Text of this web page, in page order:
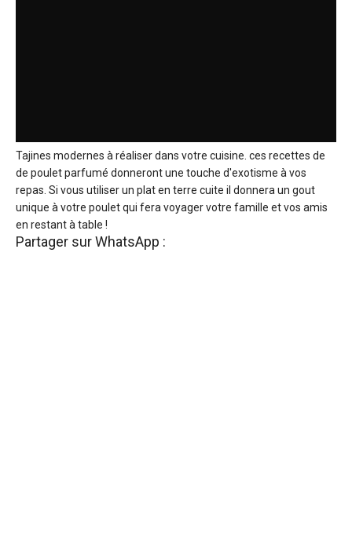
Tajines modernes à réaliser dans votre cuisine. ces recettes de
de poulet parfumé donneront une touche d'exotisme à vos
repas. Si vous utiliser un plat en terre cuite il donnera un gout
unique à votre poulet qui fera voyager votre famille et vos amis
en restant à table !
Partager sur WhatsApp :